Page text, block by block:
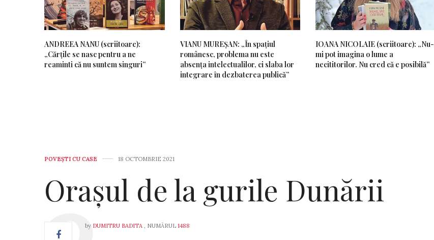
ANDREEA NANU (scriitoare):
„Cărțile se nasc pentru a ne
reaminti că nu suntem singuri”
VIANU MUREȘAN: „În spațiul
românesc, problema nu este
absența intelectualilor, ci slaba lor
integrare în dezbaterea publică”
IOANA NICOLAIE (scriitoare): „Nu-
mi pot imagina o lume a
necititorilor. Nu cred că e posibilă”
POVEŞTI CU CASE 18 OCTOMBRIE 2021
Orașul de la gurile Dunării
by DUMITRU BADITA , NUMĂRUL 1488